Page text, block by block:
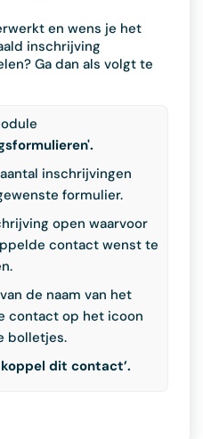
en wens je het
inschrijving
Ga dan als volgt te
inschrijvingen
formulier.
open waarvoor
contact wenst te
de naam van het
contact op het icoon
bolletjes.
dit contact’.